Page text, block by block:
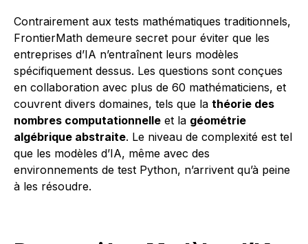
Contrairement aux tests mathématiques traditionnels,
FrontierMath demeure secret pour éviter que les
entreprises d’IA n’entraînent leurs modèles
spécifiquement dessus. Les questions sont conçues
en collaboration avec plus de 60 mathématiciens, et
couvrent divers domaines, tels que la théorie des
nombres computationnelle et la géométrie
algébrique abstraite. Le niveau de complexité est tel
que les modèles d’IA, même avec des
environnements de test Python, n’arrivent qu’à peine
à les résoudre.